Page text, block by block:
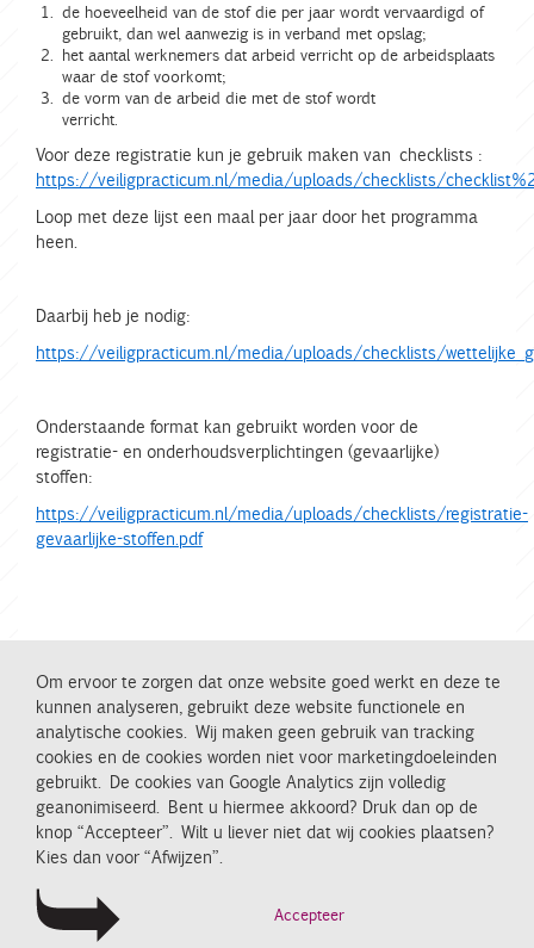
de hoeveelheid van de stof die per jaar wordt vervaardigd of
gebruikt, dan wel aanwezig is in verband met opslag;
het aantal werknemers dat arbeid verricht op de arbeidsplaats
waar de stof voorkomt;
de vorm van de arbeid die met de stof wordt
verricht.
Voor deze registratie kun je gebruik maken van checklists :
https://veiligpracticum.nl/media/uploads/checklists/
Loop met deze lijst een maal per jaar door het programma
heen.
Daarbij heb je nodig:
https://veiligpracticum.nl/media/uploads/checklists/
Onderstaande format kan gebruikt worden voor de
registratie- en onderhoudsverplichtingen (gevaarlijke)
stoffen:
https://veiligpracticum.nl/media/uploads/checklists/registratie-
gevaarlijke-stoffen.pdf
Secretariaat NVON t.n.v. Veilig Practicum
Dokter van Deenweg 162 8025 BM Zwolle
T:(0522) 24 33 47 E:veiligpracticum@nvon.nl
Copyright 2021Voion
Om ervoor te zorgen dat onze website goed werkt en deze te
kunnen analyseren, gebruikt deze website functionele en
analytische cookies. Wij maken geen gebruik van tracking
cookies en de cookies worden niet voor marketingdoeleinden
gebruikt. De cookies van Google Analytics zijn volledig
geanonimiseerd. Bent u hiermee akkoord? Druk dan op de
knop “Accepteer”. Wilt u liever niet dat wij cookies plaatsen?
Kies dan voor “Afwijzen”.
Accepteer